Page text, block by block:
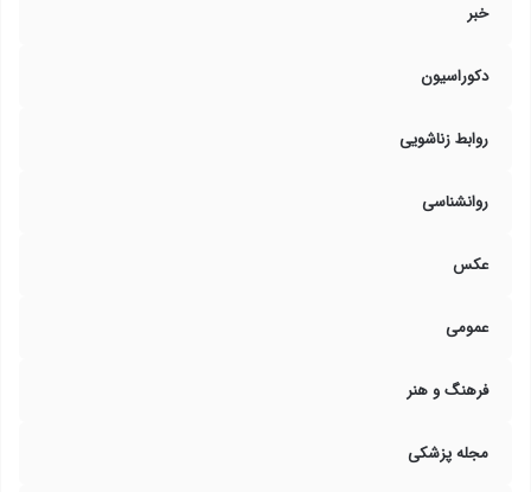
خبر
دکوراسیون
روابط زناشویی
روانشناسی
عکس
عمومی
فرهنگ و هنر
مجله پزشکی